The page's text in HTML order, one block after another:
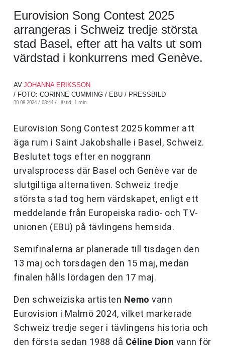
Eurovision Song Contest 2025
arrangeras i Schweiz tredje största
stad Basel, efter att ha valts ut som
värdstad i konkurrens med Genève.
AV JOHANNA ERIKSSON
/ FOTO: CORINNE CUMMING / EBU / PRESSBILD
30.08.2024 / 08:44 / Lästid: 1 min
Eurovision Song Contest 2025 kommer att
äga rum i Saint Jakobshalle i Basel, Schweiz.
Beslutet togs efter en noggrann
urvalsprocess där Basel och Genève var de
slutgiltiga alternativen. Schweiz tredje
största stad tog hem värdskapet, enligt ett
meddelande från Europeiska radio- och TV-
unionen (EBU) på tävlingens hemsida.
Semifinalerna är planerade till tisdagen den
13 maj och torsdagen den 15 maj, medan
finalen hålls lördagen den 17 maj.
Den schweiziska artisten Nemo vann
Eurovision i Malmö 2024, vilket markerade
Schweiz tredje seger i tävlingens historia och
den första sedan 1988 då Céline Dion vann för